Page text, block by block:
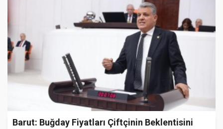
Barut: Buğday Fiyatları Çiftçinin Beklentisini